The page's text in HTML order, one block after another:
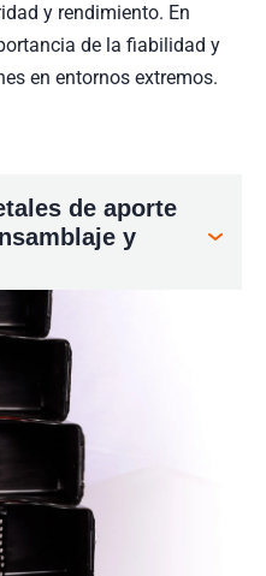
y rendimiento. En
de la fiabilidad y
en entornos extremos.
de aporte
y